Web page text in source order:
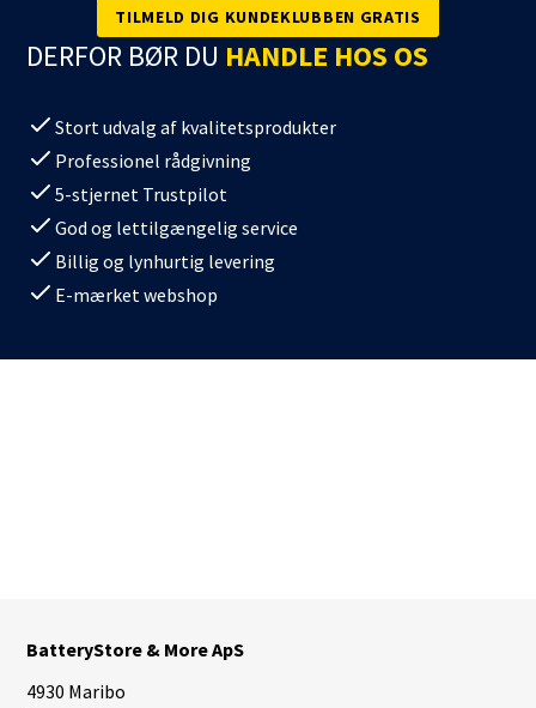
TILMELD DIG KUNDEKLUBBEN GRATIS
DERFOR BØR DU HANDLE HOS OS
Stort udvalg af kvalitetsprodukter
Professionel rådgivning
5-stjernet Trustpilot
God og lettilgængelig service
Billig og lynhurtig levering
E-mærket webshop
BatteryStore & More ApS
4930 Maribo